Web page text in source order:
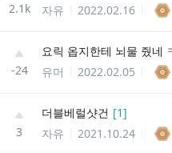
2.1k
자유
2022.02.16
-24
요릭 옵지한테 뇌물 줬네
유머
2022.02.05
3
더블베럴샷건 [1]
자유
2021.10.24